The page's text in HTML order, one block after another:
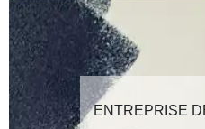
ENTREPRISE